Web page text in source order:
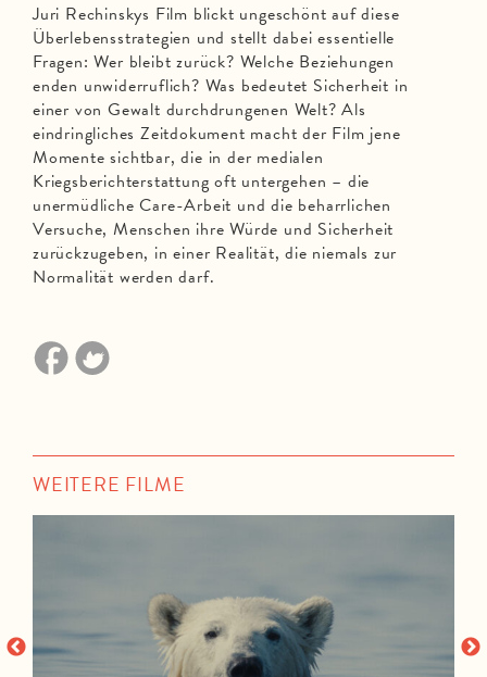
Juri Rechinskys Film blickt ungeschönt auf diese
Überlebensstrategien und stellt dabei essentielle
Fragen: Wer bleibt zurück? Welche Beziehungen
enden unwiderruflich? Was bedeutet Sicherheit in
einer von Gewalt durchdrungenen Welt? Als
eindringliches Zeitdokument macht der Film jene
Momente sichtbar, die in der medialen
Kriegsberichterstattung oft untergehen – die
unermüdliche Care-Arbeit und die beharrlichen
Versuche, Menschen ihre Würde und Sicherheit
zurückzugeben, in einer Realität, die niemals zur
Normalität werden darf.
WEITERE FILME